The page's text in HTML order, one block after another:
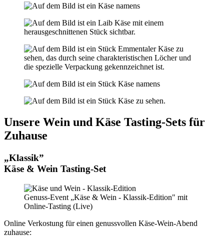
Unsere Wein und Käse Tasting-Sets für
Zuhause
„Klassik”
Käse & Wein Tasting-Set
Genuss-Event „Käse & Wein - Klassik-Edition" mit
Online-Tasting (Live)
Online Verkostung für einen genussvollen Käse-Wein-Abend
zuhause: